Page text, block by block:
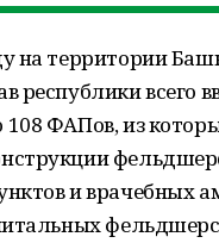
на территории
республики всего
ФАПов, из
и врачебных